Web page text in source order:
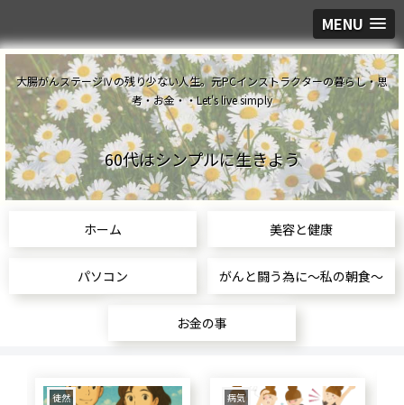
MENU
大腸がんステージⅣの残り少ない人生。元PCインストラクターの暮らし・思
考・お金・・Let's live simply
60代はシンプルに生きよう
ホーム 美容と健康
パソコン がんと闘う為に～私の朝食～
お金の事
食生活 美容と健康